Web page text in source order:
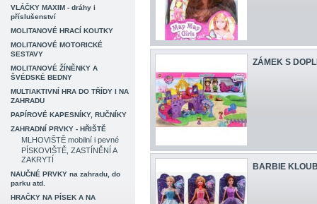
VLÁČKY MAXIM - dráhy i
příslušenství
MOLITANOVÉ HRACÍ KOUTKY
MOLITANOVÉ MOTORICKÉ
SESTAVY
MOLITANOVÉ ŽÍNĚNKY A
ŠVÉDSKÉ BEDNY
MULTIAKTIVNÍ HRA DO TŘÍDY I NA
ZAHRADU
PAPÍROVÉ KAPESNÍKY, RUČNÍKY
ZAHRADNÍ PRVKY - HŘIŠTĚ
MLHOVIŠTĚ mobilní i pevné
PÍSKOVIŠTĚ, ZASTÍNĚNÍ A
ZAKRYTÍ
NAUČNÉ PRVKY na zahradu, do
parku atd.
HRAČKY NA PÍSEK A NA
ZÁMEK S
BARBIE